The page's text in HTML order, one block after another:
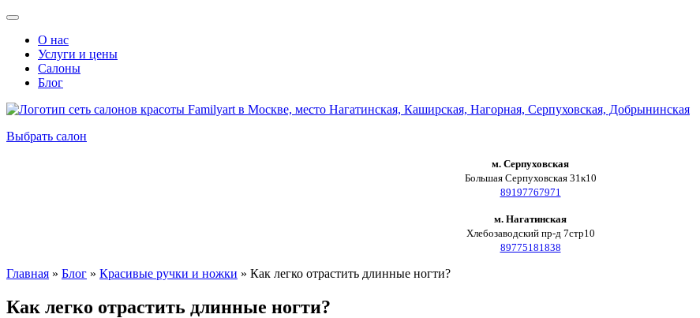
О нас
Услуги и цены
Салоны
Блог
Выбрать салон
м. Серпуховская
Большая Серпуховская 31к10
89197767971
м. Нагатинская
Хлебозаводский пр-д 7стр10
89775181838
Главная » Блог » Красивые ручки и ножки » Как легко отрастить длинные ногти?
Как легко отрастить длинные ногти?